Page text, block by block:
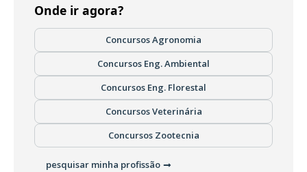
Onde ir agora?
Concursos Agronomia
Concursos Eng. Ambiental
Concursos Eng. Florestal
Concursos Veterinária
Concursos Zootecnia
pesquisar minha profissão